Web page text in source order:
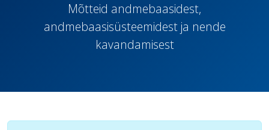
Mõtteid andmebaasidest,
andmebaasisüsteemidest ja nende
kavandamisest